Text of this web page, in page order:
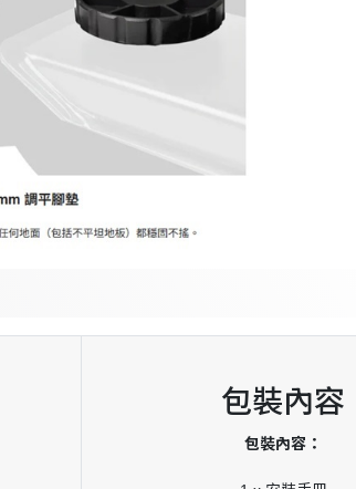
包裝內容
包裝內容：